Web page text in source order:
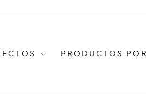
PRODUCTOS